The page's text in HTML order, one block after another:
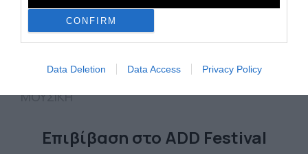
CONFIRM
Data Deletion Data Access Privacy Policy
ΜΟΥΣΙΚΗ
Επιβίβαση στο ADD Festival